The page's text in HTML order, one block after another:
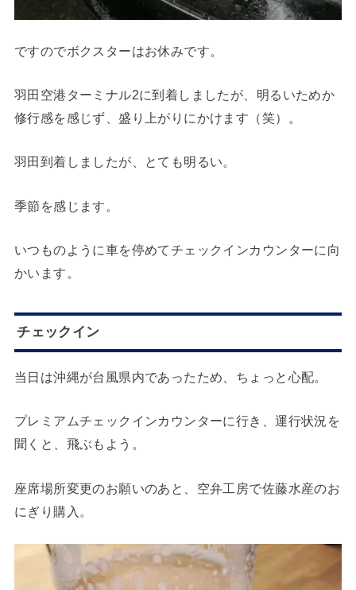
ですのでボクスターはお休みです。
羽田空港ターミナル2に到着しましたが、明るいためか
修行感を感じず、盛り上がりにかけます（笑）。
羽田到着しましたが、とても明るい。
季節を感じます。
いつものように車を停めてチェックインカウンターに向
かいます。
チェックイン
当日は沖縄が台風県内であったため、ちょっと心配。
プレミアムチェックインカウンターに行き、運行状況を
聞くと、飛ぶもよう。
座席場所変更のお願いのあと、空弁工房で佐藤水産のお
にぎり購入。